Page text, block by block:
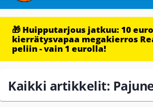
🎁 Huipputarjous jatkuu: 10
kierrätysvapaa megakierros
peliin - vain 1 eurolla!
Kaikki artikkelit: